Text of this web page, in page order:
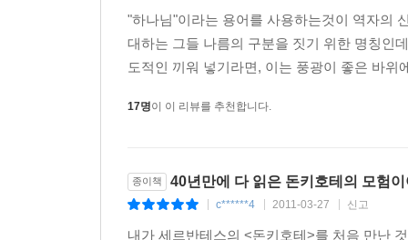
"하나님"이라는 용어를 사용하는것이 역자의
대하는 그들 나름의 구분을 짓기 위한 명칭인
도적인 끼워 넣기라면, 이는 풍광이 좋은 바
17명이 이 리뷰를 추천합니다.
종이책 40년만에 다 읽은 돈키호테의 모험
c******4 2011-03-27 신고
내가 세르반테스의 <돈키호테>를 처음 만난